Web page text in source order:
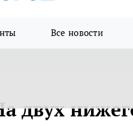
Все новости
двух